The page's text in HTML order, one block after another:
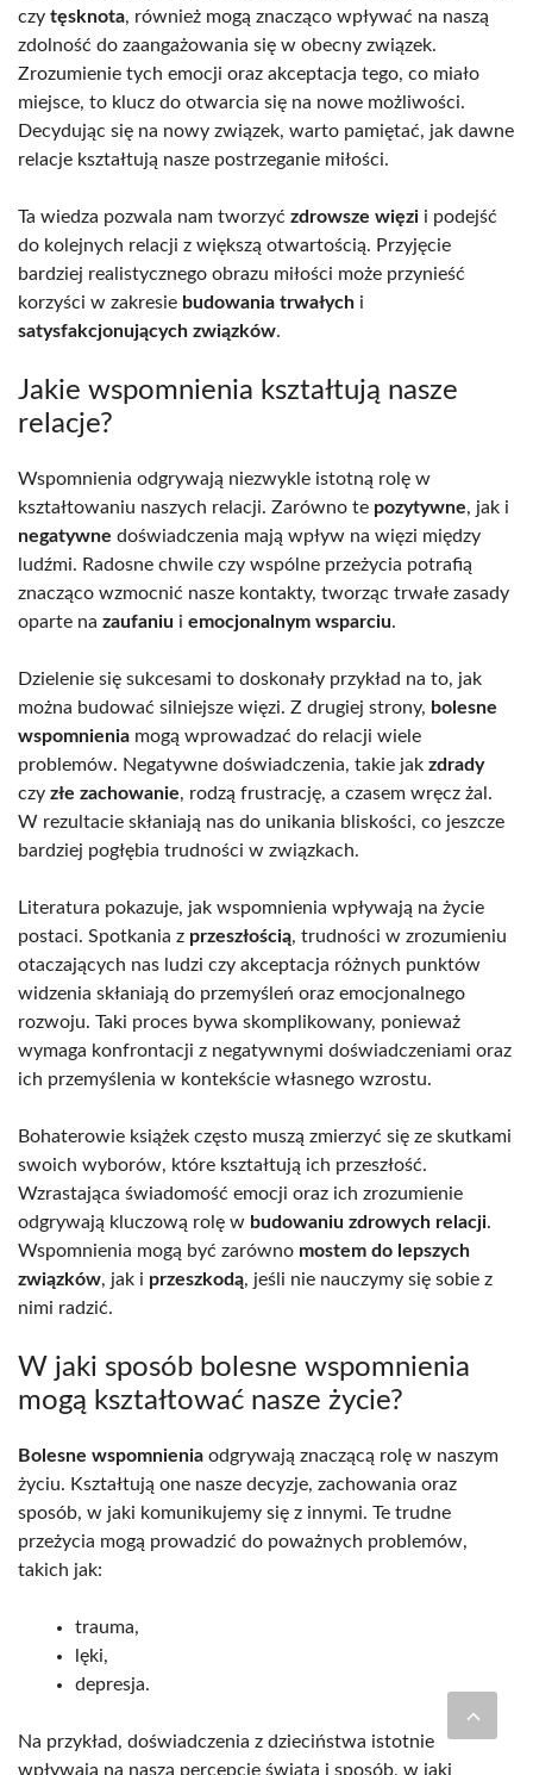
czy tęsknota, również mogą znacząco wpływać na naszą
zdolność do zaangażowania się w obecny związek.
Zrozumienie tych emocji oraz akceptacja tego, co miało
miejsce, to klucz do otwarcia się na nowe możliwości.
Decydując się na nowy związek, warto pamiętać, jak dawne
relacje kształtują nasze postrzeganie miłości.
Ta wiedza pozwala nam tworzyć zdrowsze więzi i podejść
do kolejnych relacji z większą otwartością. Przyjęcie
bardziej realistycznego obrazu miłości może przynieść
korzyści w zakresie budowania trwałych i
satysfakcjonujących związków.
Jakie wspomnienia kształtują nasze
relacje?
Wspomnienia odgrywają niezwykle istotną rolę w
kształtowaniu naszych relacji. Zarówno te pozytywne, jak i
negatywne doświadczenia mają wpływ na więzi między
ludźmi. Radosne chwile czy wspólne przeżycia potrafią
znacząco wzmocnić nasze kontakty, tworząc trwałe zasady
oparte na zaufaniu i emocjonalnym wsparciu.
Dzielenie się sukcesami to doskonały przykład na to, jak
można budować silniejsze więzi. Z drugiej strony, bolesne
wspomnienia mogą wprowadzać do relacji wiele
problemów. Negatywne doświadczenia, takie jak zdrady
czy złe zachowanie, rodzą frustrację, a czasem wręcz żal.
W rezultacie skłaniają nas do unikania bliskości, co jeszcze
bardziej pogłębia trudności w związkach.
Literatura pokazuje, jak wspomnienia wpływają na życie
postaci. Spotkania z przeszłością, trudności w zrozumieniu
otaczających nas ludzi czy akceptacja różnych punktów
widzenia skłaniają do przemyśleń oraz emocjonalnego
rozwoju. Taki proces bywa skomplikowany, ponieważ
wymaga konfrontacji z negatywnymi doświadczeniami oraz
ich przemyślenia w kontekście własnego wzrostu.
Bohaterowie książek często muszą zmierzyć się ze skutkami
swoich wyborów, które kształtują ich przeszłość.
Wzrastająca świadomość emocji oraz ich zrozumienie
odgrywają kluczową rolę w budowaniu zdrowych relacji.
Wspomnienia mogą być zarówno mostem do lepszych
związków, jak i przeszkodą, jeśli nie nauczymy się sobie z
nimi radzić.
W jaki sposób bolesne wspomnienia
mogą kształtować nasze życie?
Bolesne wspomnienia odgrywają znaczącą rolę w naszym
życiu. Kształtują one nasze decyzje, zachowania oraz
sposób, w jaki komunikujemy się z innymi. Te trudne
przeżycia mogą prowadzić do poważnych problemów,
takich jak:
trauma,
lęki,
depresja.
Na przykład, doświadczenia z dzieciństwa istotnie
wpływają na naszą percepcję świata i sposób, w jaki